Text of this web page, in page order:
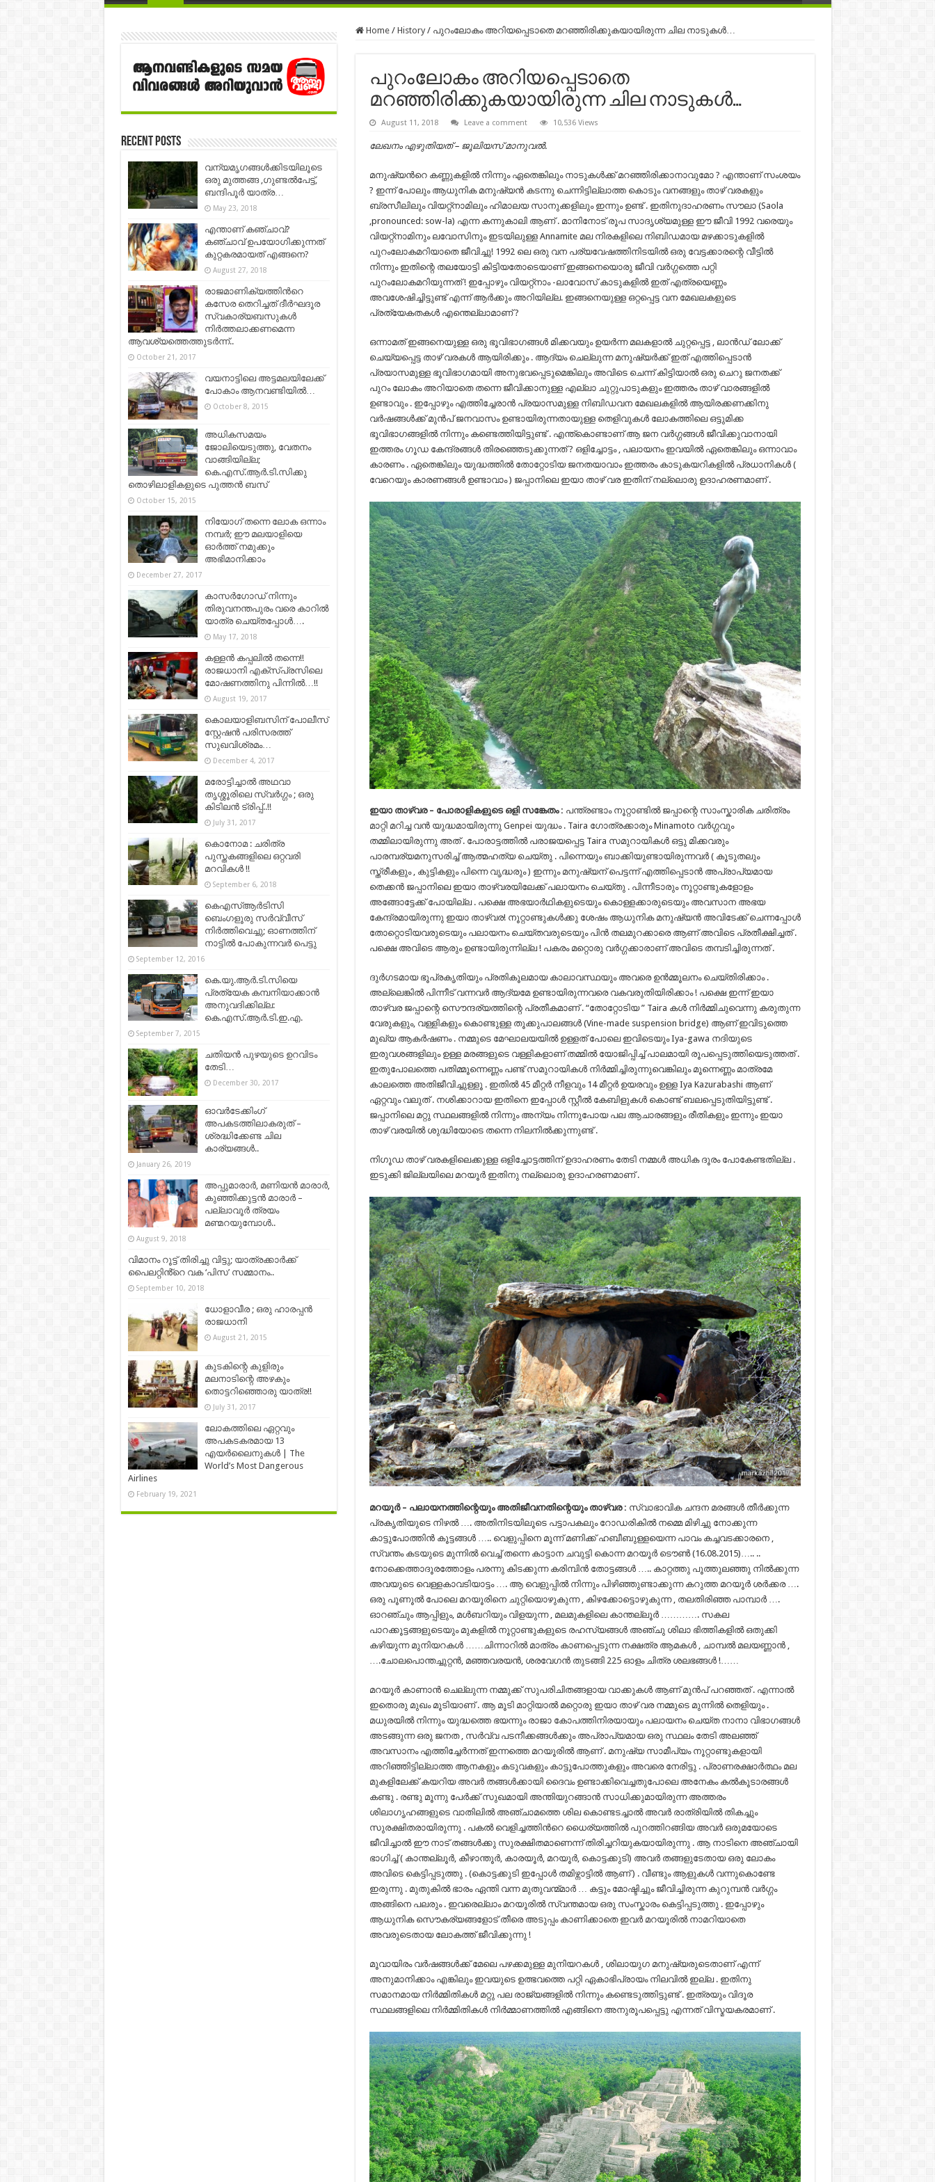
Home / History / പുറംലോകം അറിയപ്പെടാതെ മറഞ്ഞിരിക്കുകയായിരുന്ന ചില നാടുകള്‍…
പുറംലോകം അറിയപ്പെടാതെ
മറഞ്ഞിരിക്കുകയായിരുന്ന ചില നാടുകള്‍…
August 11, 2018 Leave a comment 10,536 Views
ലേഖനം എഴുതിയത് – ജൂലിയസ് മാനുവൽ.
മനുഷ്യന്‍റെ കണ്ണുകളില്‍ നിന്നും ഏതെങ്കിലും നാടുകള്‍ക്ക് മറഞ്ഞിരിക്കാനാവുമോ ? എന്താണ് സംശയം
? ഇന്ന് പോലും ആധുനിക മനുഷ്യന്‍ കടന്നു ചെന്നിട്ടില്ലാത്ത കൊടും വനങ്ങളും താഴ് വരകളും
ബ്രസീലിലും വിയറ്റ്നാമിലും ഹിമാലയ സാനുക്കളിലും ഇന്നും ഉണ്ട് . ഇതിനുദാഹരണം സൗലാ (Saola
,pronounced: sow-la) എന്ന കന്നുകാലി ആണ് . മാനിനോട് രൂപ സാദൃശ്യമുള്ള ഈ ജീവി 1992 വരെയും
വിയറ്റ്നാമിനും ലവോസിനും ഇടയിലുള്ള Annamite മല നിരകളിലെ നിബിഡമായ മഴക്കാടുകളില്‍
പുറംലോകമറിയാതെ ജീവിച്ചു! 1992 ലെ ഒരു വന പര്യവേഷത്തിനിടയില്‍ ഒരു വേട്ടക്കാരന്റെ വീട്ടില്‍
നിന്നും ഇതിന്റെ തലയോട്ടി കിട്ടിയതോടെയാണ് ഇങ്ങനെയൊരു ജീവി വര്‍ഗ്ഗത്തെ പറ്റി
പുറംലോകമറിയുന്നത് ! ഇപ്പോഴും വിയറ്റ്നാം -ലാവോസ് കാടുകളില്‍ ഇത് എത്രയെണ്ണം
അവശേഷിച്ചിട്ടുണ്ട് എന്ന് ആര്‍ക്കും അറിയില്ല. ഇങ്ങനെയുള്ള ഒറ്റപ്പെട്ട വന മേഖലകളുടെ
പ്രത്യേകതകള്‍ എന്തെല്ലാമാണ് ?
ഒന്നാമത് ഇങ്ങനെയുള്ള ഒരു ഭൂവിഭാഗങ്ങള്‍ മിക്കവയും ഉയര്‍ന്ന മലകളാല്‍ ചുറ്റപ്പെട്ട , ലാന്‍ഡ് ലോക്ക്
ചെയ്യപ്പെട്ട താഴ് വരകള്‍ ആയിരിക്കും . ആദ്യം ചെല്ലുന്ന മനുഷ്യര്‍ക്ക്‌ ഇത് എത്തിപ്പെടാന്‍
പ്രയാസമുള്ള ഭൂവിഭാഗമായി അനുഭവപ്പെടുമെങ്കിലും അവിടെ ചെന്ന് കിട്ടിയാല്‍ ഒരു ചെറു ജനതക്ക്
പുറം ലോകം അറിയാതെ തന്നെ ജീവിക്കാനുള്ള എല്ലാ ചുറ്റുപാടുകളും ഇത്തരം താഴ് വാരങ്ങളില്‍
ഉണ്ടാവും . ഇപ്പോഴും എത്തിച്ചേരാന്‍ പ്രയാസമുള്ള നിബിഡവന മേഖലകളില്‍ ആയിരക്കണക്കിനു
വര്‍ഷങ്ങള്‍ക്ക്‌ മുന്‍പ് ജനവാസം ഉണ്ടായിരുന്നതായുള്ള തെളിവുകള്‍ ലോകത്തിലെ ഒട്ടുമിക്ക
ഭൂവിഭാഗങ്ങളില്‍ നിന്നും കണ്ടെത്തിയിട്ടുണ്ട് . എന്ത്കൊണ്ടാണ് ആ ജന വര്‍ഗ്ഗങ്ങള്‍ ജീവിക്കുവാനായി
ഇത്തരം ഗൂഡ കേന്ദ്രങ്ങള്‍ തിരഞ്ഞെടുക്കുന്നത് ? ഒളിച്ചോട്ടം , പലായനം ഇവയില്‍ ഏതെങ്കിലും ഒന്നാവാം
കാരണം . ഏതെങ്കിലും യുദ്ധത്തില്‍ തോറ്റോടിയ ജനതയാവാം ഇത്തരം കാടുകയറികളില്‍ പ്രധാനികള്‍ (
വേറെയും കാരണങ്ങള്‍ ഉണ്ടാവാം ) ജപ്പാനിലെ ഇയാ താഴ് വര ഇതിന് നല്ലൊരു ഉദാഹരണമാണ് .
ഇയാ താഴ്‌വര – പോരാളികളുടെ ഒളി സങ്കേതം : പന്ത്രണ്ടാം നൂറ്റാണ്ടിൽ ജപ്പാന്റെ സാംസ്കാരിക ചരിത്രം
മാറ്റി മറിച്ച വൻ യുദ്ധമായിരുന്നു Genpei യുദ്ധം . Taira ഗോത്രക്കാരും Minamoto വർഗ്ഗവും
തമ്മിലായിരുന്നു അത് . പോരാട്ടത്തിൽ പരാജയപ്പെട്ട Taira സമുറായികൾ ഒട്ടു മിക്കവരും
പാരമ്പര്യമനുസരിച്ച് ആത്മഹത്യ ചെയ്തു . പിന്നെയും ബാക്കിയുണ്ടായിരുന്നവർ ( കൂടുതലും
സ്ത്രീകളും , കുട്ടികളും പിന്നെ വൃദ്ധരും ) ഇന്നും മനുഷ്യന് പെട്ടന്ന് എത്തിപ്പെടാൻ അപ്രാപ്യമായ
തെക്കൻ ജപ്പാനിലെ ഇയാ താഴ്‌വരയിലേക്ക് പലായനം ചെയ്തു . പിന്നീടാരും നൂറ്റാണ്ടുകളോളം
അങ്ങോട്ടേക്ക് പോയില്ല . പക്ഷെ അഭയാർഥികളുടെയും കൊള്ളക്കാരുടെയും അവസാന അഭയ
കേന്ദ്രമായിരുന്നു ഇയാ താഴ്‌വര! നൂറ്റാണ്ടുകൾക്കു ശേഷം ആധുനിക മനുഷ്യൻ അവിടേക്ക് ചെന്നപ്പോൾ
തോറ്റൊടിയവരുടെയും പലായനം ചെയ്തവരുടെയും പിൻ തലമുറക്കാരെ ആണ് അവിടെ പ്രതീക്ഷിച്ചത് .
പക്ഷെ അവിടെ ആരും ഉണ്ടായിരുന്നില്ല ! പകരം മറ്റൊരു വര്‍ഗ്ഗക്കാരാണ്‌ അവിടെ തമ്പടിച്ചിരുന്നത് .
ദുർഗടമായ ഭൂപ്രകൃതിയും പ്രതികൂലമായ കാലാവസ്ഥയും അവരെ ഉൻമ്മൂലനം ചെയ്തിരിക്കാം .
അല്ലെങ്കില്‍ പിന്നീട് വന്നവര്‍ ആദ്യമേ ഉണ്ടായിരുന്നവരെ വകവരുതിയിരിക്കാം ! പക്ഷെ ഇന്ന് ഇയാ
താഴ്‌വര ജപ്പാന്റെ സൌന്ദര്യത്തിന്റെ പ്രതീകമാണ് . “തോറ്റോടിയ ” Taira കൾ നിർമ്മിചുവെന്നു കരുതുന്ന
വേരുകളും, വള്ളികളും കൊണ്ടുള്ള തൂക്കുപാലങ്ങൾ (Vine-made suspension bridge) ആണ് ഇവിടുത്തെ
മുഖ്യ ആകർഷണം . നമ്മുടെ മേഘാലയയിൽ ഉള്ളത് പോലെ ഇവിടെയും Iya-gawa നദിയുടെ
ഇരുവശങ്ങളിലും ഉള്ള മരങ്ങളുടെ വള്ളികളാണ് തമ്മിൽ യോജിപ്പിച്ച് പാലമായി രൂപപ്പെടുത്തിയെടുത്തത് .
ഇതുപോലത്തെ പതിമ്മൂന്നെണ്ണം പണ്ട് സമുറായികൾ നിർമ്മിച്ചിരുന്നുവെങ്കിലും മൂന്നെണ്ണം മാത്രമേ
കാലത്തെ അതിജീവിച്ചുള്ളൂ . ഇതിൽ 45 മീറ്റർ നീളവും 14 മീറ്റർ ഉയരവും ഉള്ള Iya Kazurabashi ആണ്
ഏറ്റവും വലുത് . നശിക്കാറായ ഇതിനെ ഇപ്പോൾ സ്റ്റീൽ കേബിളുകൾ കൊണ്ട് ബലപ്പെടുതിയിട്ടുണ്ട് .
ജപ്പാനിലെ മറ്റു സ്ഥലങ്ങളില്‍ നിന്നും അന്യം നിന്നുപോയ പല ആചാരങ്ങളും രീതികളും ഇന്നും ഇയാ
താഴ് വരയില്‍ ശുദ്ധിയോടെ തന്നെ നിലനില്‍ക്കുന്നുണ്ട് .
നിഗൂഡ താഴ് വരകളിലെക്കുള്ള ഒളിച്ചോട്ടത്തിന് ഉദാഹരണം തേടി നമ്മള്‍ അധിക ദൂരം പോകേണ്ടതില്ല .
ഇടുക്കി ജില്ലയിലെ മറയൂര്‍ ഇതിനു നല്ലൊരു ഉദാഹരണമാണ് .
മറയൂര്‍ – പലായനത്തിന്റെയും അതിജീവനതിന്റെയും താഴ്വര : സ്വാഭാവിക ചന്ദന മരങ്ങള്‍ തീര്‍ക്കുന്ന
പ്രകൃതിയുടെ നിഴല്‍ …. അതിനിടയിലൂടെ പട്ടാപകലും റോഡരികില്‍ നമ്മെ മിഴിച്ചു നോക്കുന്ന
കാട്ടുപോത്തിന്‍ കൂട്ടങ്ങള്‍ ….. വെളുപ്പിനെ മൂന്ന് മണിക്ക് ഹബീബുള്ളയെന്ന പാവം കച്ചവടക്കാരനെ ,
സ്വന്തം കടയുടെ മുന്നില്‍ വെച്ച് തന്നെ കാട്ടാന ചവുട്ടി കൊന്ന മറയൂര്‍ ടൌണ്‍ (16.08.2015)….. ..
നോക്കെത്താദൂരത്തോളം പരന്നു കിടക്കുന്ന കരിമ്പിന്‍ തോട്ടങ്ങള്‍ ….. കാറ്റത്തു പൂത്തുലഞ്ഞു നില്‍ക്കുന്ന
അവയുടെ വെള്ളകാവടിയാട്ടം …. ആ വെളുപ്പില്‍ നിന്നും പിഴിഞ്ഞുണ്ടാക്കുന്ന കറുത്ത മറയൂര്‍ ശര്‍ക്കര ….
ഒരു പൂണൂല്‍ പോലെ മറയൂരിനെ ചുറ്റിയൊഴുകുന്ന , കിഴക്കോട്ടൊഴുകുന്ന , തലതിരിഞ്ഞ പാമ്പാര്‍ ….
ഓറഞ്ചും ആപ്പിളും, മള്‍ബറിയും വിളയുന്ന , മലമുകളിലെ കാന്തല്ലൂര്‍ …………. സകല
പാറക്കൂട്ടങ്ങളുടെയും മുകളില്‍ നൂറ്റാണ്ടുകളുടെ രഹസ്യങ്ങള്‍ അഞ്ചു ശിലാ ഭിത്തികളില്‍ ഒതുക്കി
കഴിയുന്ന മുനിയറകള്‍ ……ചിന്നാറില്‍ മാത്രം കാണപ്പെടുന്ന നക്ഷത്ര ആമകള്‍ , ചാമ്പല്‍ മലയണ്ണാന്‍ ,
….ചോലപൊന്തച്ചുറ്റന്‍, മഞ്ഞവരയന്‍, ശരവേഗന്‍ തുടങ്ങി 225 ഓളം ചിത്ര ശലഭങ്ങള്‍ !……
മറയൂര്‍ കാണാന്‍ ചെല്ലുന്ന നമ്മുക്ക് സുപരിചിതങ്ങളായ വാക്കുകള്‍ ആണ് മുന്‍പ് പറഞ്ഞത് . എന്നാല്‍
ഇതൊരു മുഖം മൂടിയാണ് . ആ മൂടി മാറ്റിയാല്‍ മറ്റൊരു ഇയാ താഴ് വര നമ്മുടെ മുന്നില്‍ തെളിയും .
മധുരയില്‍ നിന്നും യുദ്ധത്തെ ഭയന്നും രാജാ കോപത്തിനിരയായും പലായനം ചെയ്ത നാനാ വിഭാഗങ്ങള്‍
അടങ്ങുന്ന ഒരു ജനത , സര്‍വ്വ പടനീക്കങ്ങള്‍ക്കും അപ്രാപ്യമായ ഒരു സ്ഥലം തേടി അലഞ്ഞ്
അവസാനം എത്തിച്ചേര്‍ന്നത് ഇന്നത്തെ മറയൂരില്‍ ആണ് . മനുഷ്യ സാമീപ്യം നൂറ്റാണ്ടുകളായി
അറിഞ്ഞിട്ടില്ലാത്ത ആനകളും കടുവകളും കാട്ടുപോത്തുകളും അവരെ നേരിട്ടു . പ്രാണരക്ഷാര്‍ത്ഥം മല
മുകളിലേക്ക് കയറിയ അവര്‍ തങ്ങള്‍ക്കായി ദൈവം ഉണ്ടാക്കിവെച്ചതുപോലെ അനേകം കല്‍കൂടാരങ്ങള്‍
കണ്ടു . രണ്ടു മൂന്നു പേര്‍ക്ക് സുഖമായി അന്തിയുറങ്ങാന്‍ സാധിക്കുമായിരുന്ന അത്തരം
ശിലാഗൃഹങ്ങളുടെ വാതിലില്‍ അഞ്ചാമത്തെ ശില കൊണ്ടടച്ചാല്‍ അവര്‍ രാത്രിയില്‍ തികച്ചും
സുരക്ഷിതരായിരുന്നു . പകല്‍ വെളിച്ചത്തിന്‍റെ ധൈര്യത്തില്‍ പുറത്തിറങ്ങിയ അവര്‍ ഒരുമയോടെ
ജീവിച്ചാല്‍ ഈ നാട് തങ്ങള്‍ക്കു സുരക്ഷിതമാണെന്ന് തിരിച്ചറിയുകയായിരുന്നു . ആ നാടിനെ അഞ്ചായി
ഭാഗിച്ച് ( കാന്തല്ലൂര്‍, കീഴാന്തൂര്‍, കാരയൂര്‍, മറയൂര്‍, കൊട്ടക്കുടി) അവര്‍ തങ്ങളുടേതായ ഒരു ലോകം
അവിടെ കെട്ടിപ്പടുത്തു . (കൊട്ടക്കുടി ഇപ്പോള്‍ തമിഴ്നാട്ടില്‍ ആണ് ) . വീണ്ടും ആളുകള്‍ വന്നുകൊണ്ടേ
ഇരുന്നു . മുതുകില്‍ ഭാരം ഏന്തി വന്ന മുതുവന്മ്മാര്‍ … കട്ടും മോഷ്ടിച്ചും ജീവിച്ചിരുന്ന കുറുമ്പന്‍ വര്‍ഗ്ഗം
അങ്ങിനെ പലരും . ഇവരെല്ലാം മറയൂരില്‍ സ്വന്തമായ ഒരു സംസ്കാരം കെട്ടിപ്പടുത്തു . ഇപ്പോഴും
ആധുനിക സൌകര്യങ്ങളോട് തീരെ അടുപ്പം കാണിക്കാതെ ഇവര്‍ മറയൂരില്‍ നാമറിയാതെ
അവരുടെതായ ലോകത്ത് ജീവിക്കുന്നു !
മൂവായിരം വര്‍ഷങ്ങള്‍ക്ക്‌ മേലെ പഴക്കമുള്ള മുനിയറകള്‍ , ശിലായുഗ മനുഷ്യരുടെതാണ് എന്ന്
അനുമാനിക്കാം എങ്കിലും ഇവയുടെ ഉത്ഭവത്തെ പറ്റി ഏകാഭിപ്രായം നിലവില്‍ ഇല്ല . ഇതിനു
സമാനമായ നിര്‍മ്മിതികള്‍ മറ്റു പല രാജ്യങ്ങളില്‍ നിന്നും കണ്ടെടുത്തിട്ടുണ്ട് . ഇത്രയും വിദൂര
സ്ഥലങ്ങളിലെ നിര്‍മ്മിതികള്‍ നിര്‍മ്മാണത്തില്‍ എങ്ങിനെ അനുരൂപപ്പെട്ടു എന്നത് വിസ്മയകരമാണ് .
Recent Posts
വന്യമൃഗങ്ങള്‍ക്കിടയിലൂടെ
ഒരു മുത്തങ്ങ ,ഗുണ്ടൽപേട്ട്,
ബന്ദിപൂർ യാത്ര…
May 23, 2018
എന്താണ് കഞ്ചാവ്?
കഞ്ചാവ് ഉപയോഗിക്കുന്നത്
കുറ്റകരമായത് എങ്ങനെ?
August 27, 2018
രാജമാണിക്യത്തിന്‍റെ
കസേര തെറിച്ചത് ദീര്‍ഘദൂര
സ്വകാര്യബസുകള്‍
നിര്‍ത്തലാക്കണമെന്ന
ആവശ്യത്തെത്തുടര്‍ന്ന്..
October 21, 2017
വയനാട്ടിലെ അട്ടമലയിലേക്ക്
പോകാം ആനവണ്ടിയില്‍…
October 8, 2015
അധികസമയം
ജോലിയെടുത്തു, വേതനം
വാങ്ങിയില്ല;
കെ.എസ്.ആര്‍.ടി.സിക്കു
തൊഴിലാളികളുടെ പുത്തന്‍ ബസ്
October 15, 2015
നിയോഗ് തന്നെ ലോക ഒന്നാം
നമ്പര്‍; ഈ മലയാളിയെ
ഓര്‍ത്ത് നമുക്കും
അഭിമാനിക്കാം
December 27, 2017
കാസര്‍ഗോഡ്‌ നിന്നും
തിരുവനന്തപുരം വരെ കാറില്‍
യാത്ര ചെയ്തപ്പോള്‍….
May 17, 2018
കള്ളൻ കപ്പലിൽ തന്നെ!!
രാജധാനി എക്സ്പ്രസിലെ
മോഷണത്തിനു പിന്നിൽ…!!
August 19, 2017
കൊലയാളിബസിന് പോലീസ്
സ്റ്റേഷന്‍ പരിസരത്ത്
സുഖവിശ്രമം…
December 4, 2017
മരോട്ടിച്ചാൽ അഥവാ
തൃശ്ശൂരിലെ സ്വർഗ്ഗം ; ഒരു
കിടിലൻ ട്രിപ്പ്..!!
July 31, 2017
കൊനോമ : ചരിത്ര
പുസ്തകങ്ങളിലെ ഒറ്റവരി
മറവികൾ !!
September 6, 2018
കെഎസ്ആര്‍ടിസി
ബെംഗളൂരു സര്‍വ്വീസ്
നിര്‍ത്തിവെച്ചു; ഓണത്തിന്
നാട്ടില്‍ പോകുന്നവര്‍ പെട്ടു
September 12, 2016
കെ.യു.ആര്‍.ടി.സിയെ
പ്രത്യേക കമ്പനിയാക്കാന്‍
അനുവദിക്കില്ല:
കെ.എസ്‌.ആര്‍.ടി.ഇ.എ.
September 7, 2015
ചതിയൻ പുഴയുടെ ഉറവിടം
തേടി…
December 30, 2017
ഓവർടേക്കിംഗ്
അപകടത്തിലാകരുത് –
ശ്രദ്ധിക്കേണ്ട ചില
കാര്യങ്ങൾ..
January 26, 2019
അപ്പുമാരാർ, മണിയൻ മാരാർ,
കുഞ്ഞിക്കുട്ടൻ മാരാർ –
പല്ലാവൂർ ത്രയം
മണ്മറയുമ്പോൾ..
August 9, 2018
വിമാനം റൂട്ട് തിരിച്ചു വിട്ടു; യാത്രക്കാർക്ക്
പൈലറ്റിൻ്റെ വക ‘പിസ’ സമ്മാനം..
September 10, 2018
ധോളാവീര ; ഒരു ഹാരപ്പൻ
രാജധാനി
August 21, 2015
കുടകിന്റെ കുളിരും
മലനാടിന്റെ അഴകും
തൊട്ടറിഞ്ഞൊരു യാത്ര!!
July 31, 2017
ലോകത്തിലെ ഏറ്റവും
അപകടകരമായ 13
എയർലൈനുകൾ | The
World’s Most Dangerous
Airlines
February 19, 2021